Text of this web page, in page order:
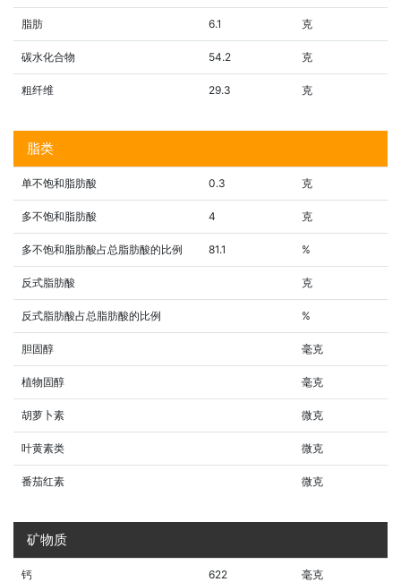
脂肪 6.1 克
碳水化合物 54.2 克
粗纤维 29.3 克
脂类
单不饱和脂肪酸 0.3 克
多不饱和脂肪酸 4 克
多不饱和脂肪酸占总脂肪酸的比例 81.1 %
反式脂肪酸 克
反式脂肪酸占总脂肪酸的比例 %
胆固醇 毫克
植物固醇 毫克
胡萝卜素 微克
叶黄素类 微克
番茄红素 微克
矿物质
钙 622 毫克